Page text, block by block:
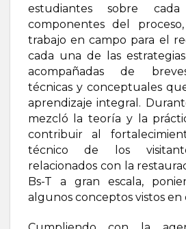
estudiantes sobre
componentes del
trabajo en campo para el
cada una de las
acompañadas de
técnicas y conceptuales
aprendizaje integral.
mezcló la teoría y la
contribuir al
técnico de los
relacionados con la
Bs-T a gran escala,
algunos conceptos vistos en